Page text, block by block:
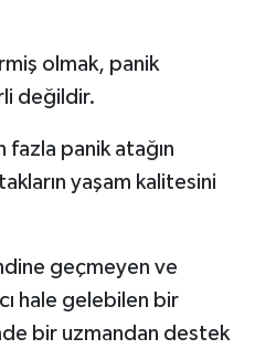
olmak, panik
değildir.
fazla panik atağın
yaşam kalitesini
geçmeyen ve
hale gelebilen bir
bir uzmandan destek